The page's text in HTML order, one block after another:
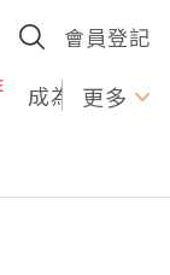
會員登記
成為U更多